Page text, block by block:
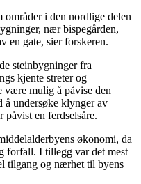
i den nordlige delen
nær bispegården,
en gate, sier forskeren.
steinbygninger fra
kjente streter og
være mulig å påvise den
å undersøke klynger av
en ferdselsåre.
økonomi, da
forfall. I tillegg var det mest
tilgang og nærhet til byens